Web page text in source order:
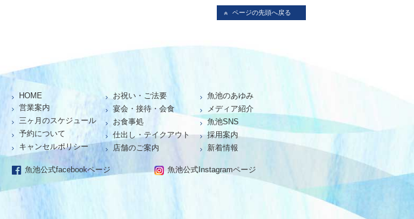
ページの先頭へ戻る
HOME
営業案内
三ヶ月のスケジュール
予約について
キャンセルポリシー
お祝い・ご法要
宴会・接待・会食
お食事処
仕出し・テイクアウト
店舗のご案内
魚池のあゆみ
メディア紹介
魚池SNS
採用案内
新着情報
魚池公式facebookページ 魚池公式Instagramページ
お食事処「魚池」